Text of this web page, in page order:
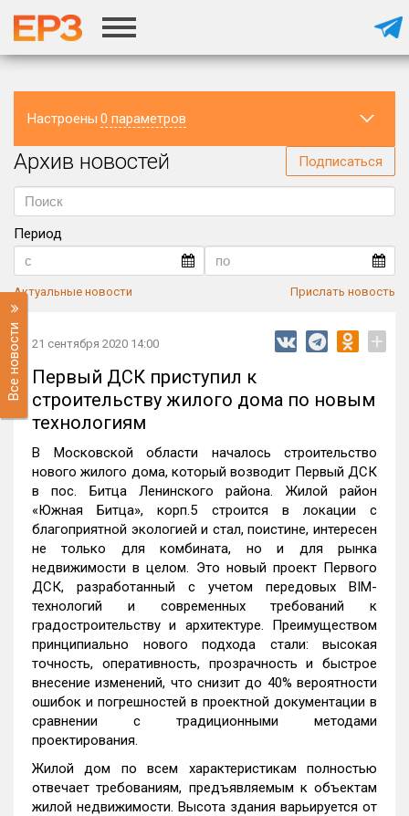
Настроены 0 параметров
Регион
Архив новостей Подписаться
Период
Актуальные новости Прислать новость
Все новости 21 сентября 2020 14:00 +
Первый ДСК приступил к
строительству жилого дома по новым
технологиям
В Московской области началось строительство
нового жилого дома, который возводит Первый ДСК
в пос. Битца Ленинского района. Жилой район
«Южная Битца», корп.5 строится в локации с
благоприятной экологией и стал, поистине, интересен
не только для комбината, но и для рынка
недвижимости в целом. Это новый проект Первого
ДСК, разработанный с учетом передовых BIM-
технологий и современных требований к
градостроительству и архитектуре. Преимуществом
принципиально нового подхода стали: высокая
точность, оперативность, прозрачность и быстрое
внесение изменений, что снизит до 40% вероятности
ошибок и погрешностей в проектной документации в
сравнении с традиционными методами
проектирования.
Жилой дом по всем характеристикам полностью
отвечает требованиям, предъявляемым к объектам
жилой недвижимости. Высота здания варьируется от